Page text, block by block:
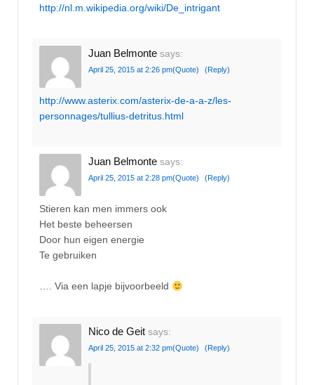
http://nl.m.wikipedia.org/wiki/De_intrigant
Juan Belmonte says:
April 25, 2015 at 2:26 pm(Quote) (Reply)
http://www.asterix.com/asterix-de-a-a-z/les-
personnages/tullius-detritus.html
Juan Belmonte says:
April 25, 2015 at 2:28 pm(Quote) (Reply)
Stieren kan men immers ook
Het beste beheersen
Door hun eigen energie
Te gebruiken
…. Via een lapje bijvoorbeeld
Nico de Geit says:
April 25, 2015 at 2:32 pm(Quote) (Reply)